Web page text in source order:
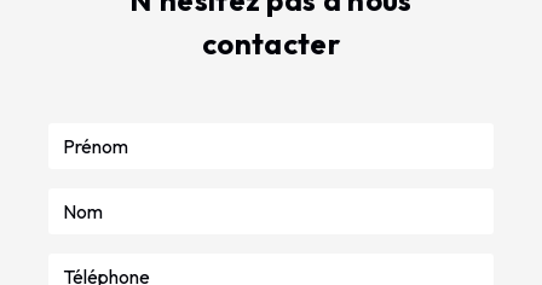
contacter